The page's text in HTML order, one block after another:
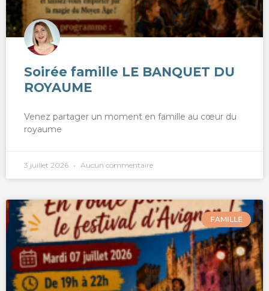
Soirée famille LE BANQUET DU
ROYAUME
Venez partager un moment en famille au cœur du
royaume
3 juillet 2026 Aucun commentaire
FAMILLE